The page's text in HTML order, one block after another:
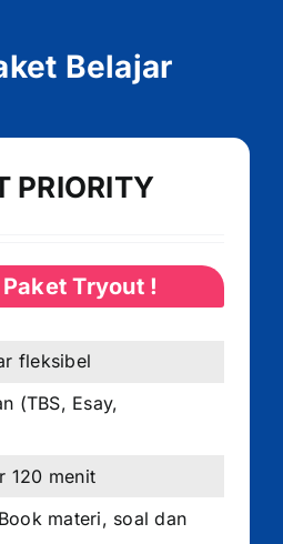
Belajar
PRIORITY
Tryout !
fleksibel
(TBS, Esay,
120 menit
materi, soal dan